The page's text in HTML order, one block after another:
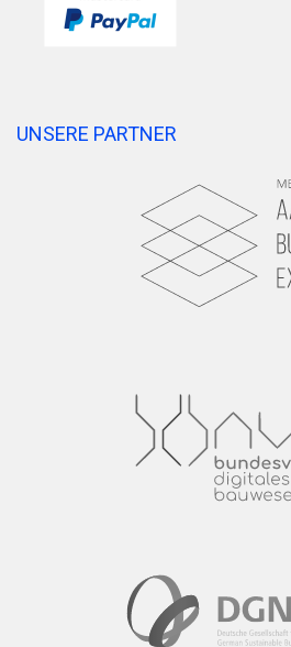
UNSERE PARTNER